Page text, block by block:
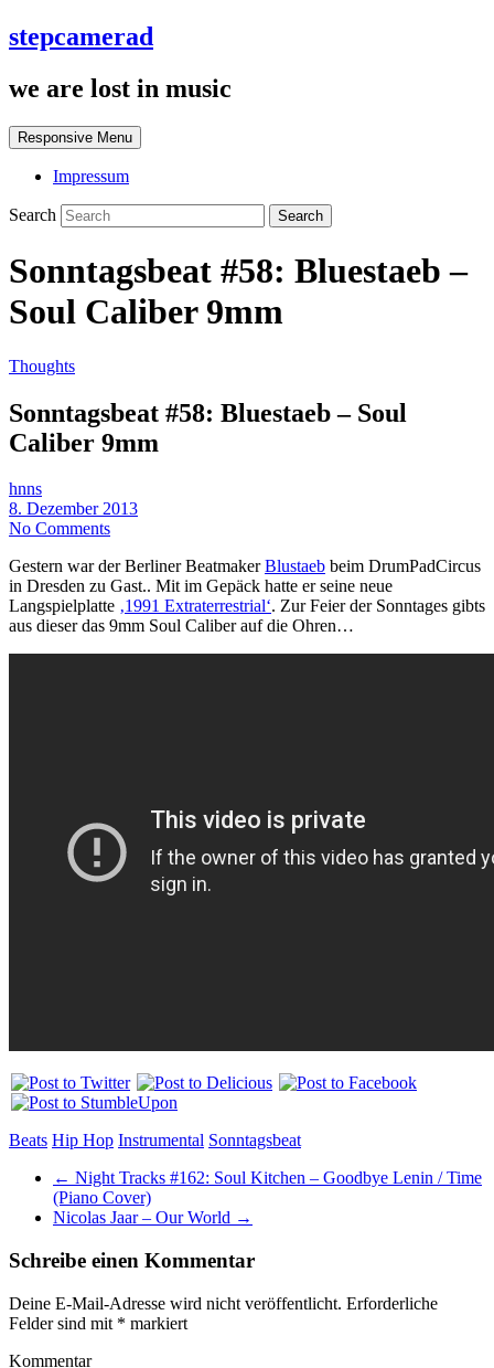
stepcamerad
we are lost in music
Responsive Menu
Impressum
Search
Sonntagsbeat #58: Bluestaeb –
Soul Caliber 9mm
Thoughts
Sonntagsbeat #58: Bluestaeb – Soul
Caliber 9mm
hnns
8. Dezember 2013
No Comments
Gestern war der Berliner BeatmakerBlustaeb beim DrumPadCircus
in Dresden zu Gast.. Mit im Gepäck hatte er seine neue
Langspielplatte ‚1991 Extraterrestrial‘. Zur Feier der Sonntages gibts
aus dieser das 9mm Soul Caliber auf die Ohren…
Beats Hip Hop Instrumental Sonntagsbeat
← Night Tracks #162: Soul Kitchen – Goodbye Lenin / Time
(Piano Cover)
Nicolas Jaar – Our World →
Schreibe einen Kommentar
Deine E-Mail-Adresse wird nicht veröffentlicht. Erforderliche
Felder sind mit * markiert
Kommentar